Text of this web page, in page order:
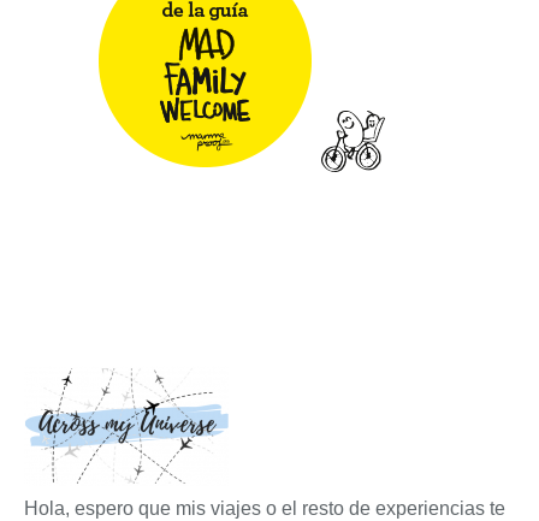
Hola, espero que mis viajes o el resto de experiencias te